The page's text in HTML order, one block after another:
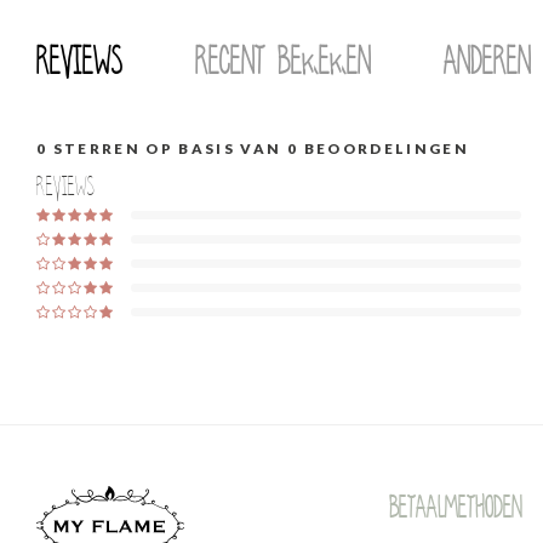
Reviews Recent bekeken
0 STERREN OP BASIS VAN 0 BEOORDELINGEN
Reviews
Betaalmethoden